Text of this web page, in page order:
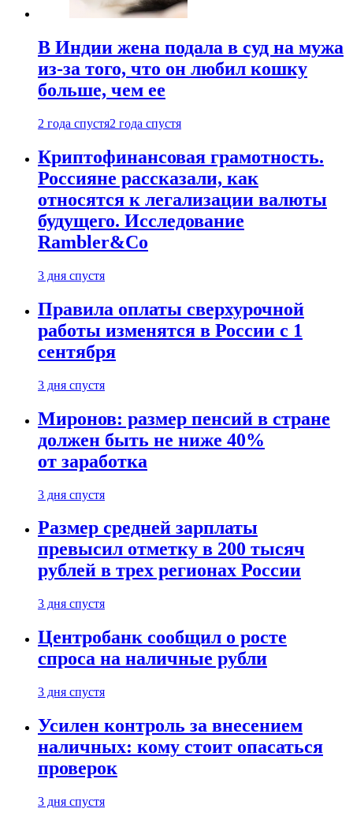
В Индии жена подала в суд на мужа
из-за того, что он любил кошку
больше, чем ее
2 года спустя2 года спустя
Криптофинансовая грамотность.
Россияне рассказали, как
относятся к легализации валюты
будущего. Исследование
Rambler&Co
3 дня спустя
Правила оплаты сверхурочной
работы изменятся в России с 1
сентября
3 дня спустя
Миронов: размер пенсий в стране
должен быть не ниже 40%
от заработка
3 дня спустя
Размер средней зарплаты
превысил отметку в 200 тысяч
рублей в трех регионах России
3 дня спустя
Центробанк сообщил о росте
спроса на наличные рубли
3 дня спустя
Усилен контроль за внесением
наличных: кому стоит опасаться
проверок
3 дня спустя